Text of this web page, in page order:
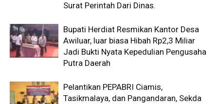
Surat Perintah Dari Dinas.
Bupati Herdiat Resmikan Kantor Desa
Awiluar, luar biasa Hibah Rp2,3 Miliar
Jadi Bukti Nyata Kepedulian Pengusaha
Putra Daerah
Pelantikan PEPABRI Ciamis,
Tasikmalaya, dan Pangandaran, Sekda